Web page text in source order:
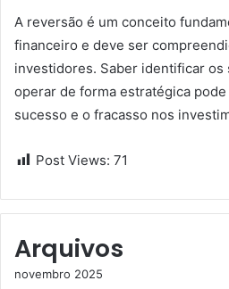
A reversão é um conceito
financeiro e deve ser
investidores. Saber identificar os
operar de forma estratégica
sucesso e o fracasso nos
Post Views: 71
Arquivos
novembro 2025